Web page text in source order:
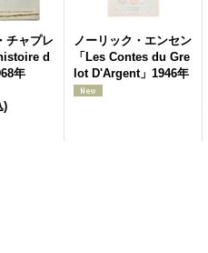
チャプレ
d
年
)
ノーリック・エンセン
「Les Contes du Gre
lot D'Argent」1946年